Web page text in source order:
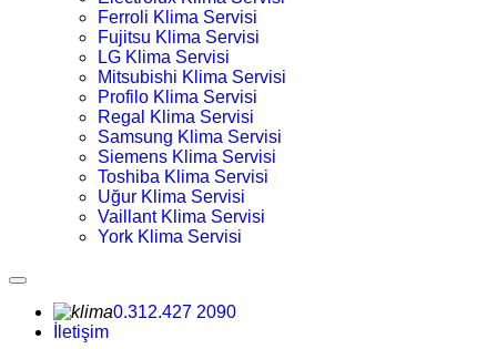
Ferroli Klima Servisi
Fujitsu Klima Servisi
LG Klima Servisi
Mitsubishi Klima Servisi
Profilo Klima Servisi
Regal Klima Servisi
Samsung Klima Servisi
Siemens Klima Servisi
Toshiba Klima Servisi
Uğur Klima Servisi
Vaillant Klima Servisi
York Klima Servisi
0.312.427 2090
İletişim